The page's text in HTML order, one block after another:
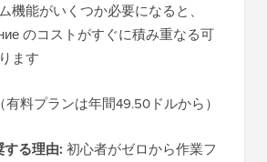
機能がいくつか必要になると、
のコストがすぐに積み重なる可
ます
有料プランは年間49.50ドルから）
る理由: 初心者がゼロから作業フ